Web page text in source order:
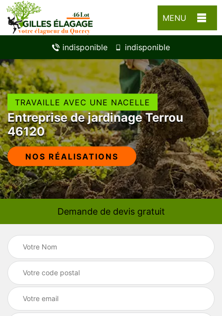
MENU
indisponible indisponible
TRAVAILLE AVEC UNE NACELLE
Entreprise de jardinage Terrou
46120
NOS RÉALISATIONS
Demande de devis gratuit